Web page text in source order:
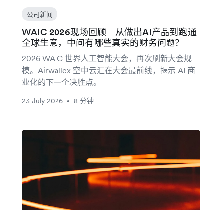
公司新闻
WAIC 2026现场回顾｜从做出AI产品到跑通
全球生意，中间有哪些真实的财务问题？
2026 WAIC 世界人工智能大会，再次刷新大会规
模。Airwallex 空中云汇在大会最前线，揭示 AI 商
业化的下一个决胜点。
23 July 2026 • 8 分钟